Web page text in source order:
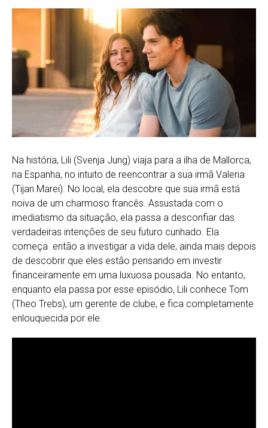
Na história, Lili (Svenja Jung) viaja para a ilha de Mallorca,
na Espanha, no intuito de reencontrar a sua irmã Valeria
(Tijan Marei). No local, ela descobre que sua irmã está
noiva de um charmoso francês. Assustada com o
imediatismo da situação, ela passa a desconfiar das
verdadeiras intenções de seu futuro cunhado. Ela
começa então a investigar a vida dele, ainda mais depois
de descobrir que eles estão pensando em investir
financeiramente em uma luxuosa pousada. No entanto,
enquanto ela passa por esse episódio, Lili conhece Tom
(Theo Trebs), um gerente de clube, e fica completamente
enlouquecida por ele.